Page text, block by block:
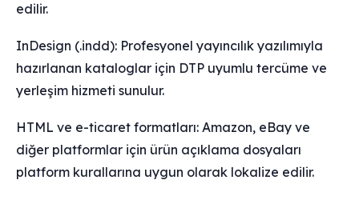
edilir.
InDesign (.indd): Profesyonel yayıncılık yazılımıyla
hazırlanan kataloglar için DTP uyumlu tercüme ve
yerleşim hizmeti sunulur.
HTML ve e-ticaret formatları: Amazon, eBay ve
diğer platformlar için ürün açıklama dosyaları
platform kurallarına uygun olarak lokalize edilir.